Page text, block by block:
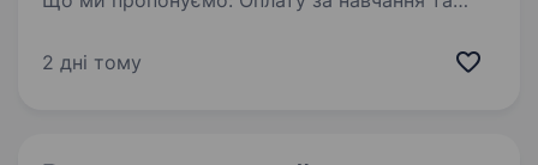
місяць — без сюрпризів, при потребі можливо
2 дні тому